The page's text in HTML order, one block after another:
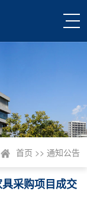
首页 >> 通知公告
采购项目成交